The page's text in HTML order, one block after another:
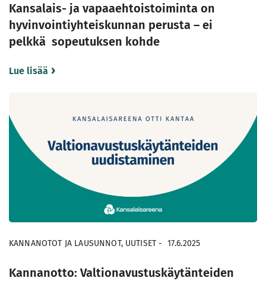
Kansalais- ja vapaaehtoistoiminta on
hyvinvointiyhteiskunnan perusta – ei
pelkkä sopeutuksen kohde
Lue lisää
KANNANOTOT JA LAUSUNNOT, UUTISET - 17.6.2025
Kannanotto: Valtionavustuskäytänteiden